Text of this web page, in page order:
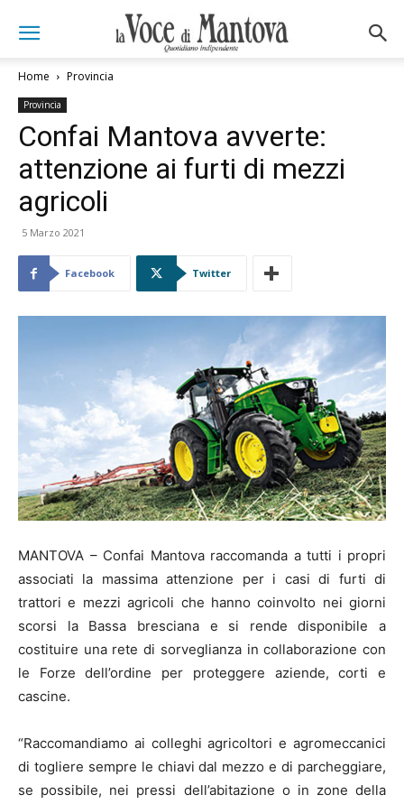
Home Provincia
Provincia
Confai Mantova avverte:
attenzione ai furti di mezzi
agricoli
5 Marzo 2021
Facebook Twitter
MANTOVA – Confai Mantova raccomanda a tutti i propri
associati la massima attenzione per i casi di furti di
trattori e mezzi agricoli che hanno coinvolto nei giorni
scorsi la Bassa bresciana e si rende disponibile a
costituire una rete di sorveglianza in collaborazione con
le Forze dell’ordine per proteggere aziende, corti e
cascine.
“Raccomandiamo ai colleghi agricoltori e agromeccanici
di togliere sempre le chiavi dal mezzo e di parcheggiare,
se possibile, nei pressi dell’abitazione o in zone della